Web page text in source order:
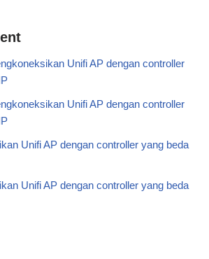
Unifi AP dengan controller
Unifi AP dengan controller
Unifi AP dengan controller yang beda
Unifi AP dengan controller yang beda